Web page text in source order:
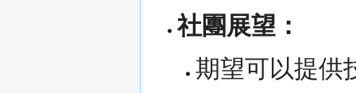
社團展望：
期望可以提供